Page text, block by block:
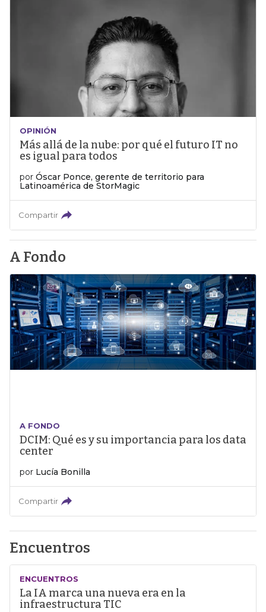
OPINIÓN
Más allá de la nube: por qué el futuro IT no
es igual para todos
por Óscar Ponce, gerente de territorio para
Latinoamérica de StorMagic
Compartir
A Fondo
A FONDO
DCIM: Qué es y su importancia para los data
center
por Lucía Bonilla
Compartir
Encuentros
ENCUENTROS
La IA marca una nueva era en la
infraestructura TIC